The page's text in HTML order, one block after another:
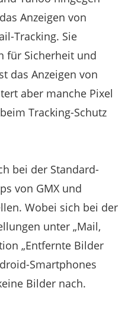
Anzeigen von
Tracking. Sie
für Sicherheit und
das Anzeigen von
aber manche Pixel
Tracking-Schutz
bei der Standard-
von GMX und
Wobei sich bei der
unter „Mail,
„Entfernte Bilder
Smartphones
Bilder nach.